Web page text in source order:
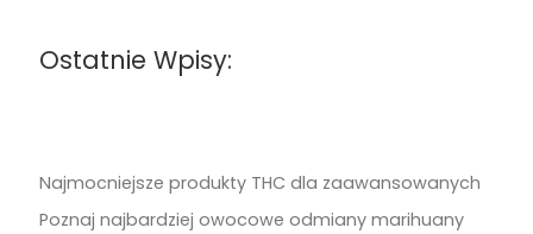
Ostatnie Wpisy:
Najmocniejsze produkty THC dla zaawansowanych
Poznaj najbardziej owocowe odmiany marihuany